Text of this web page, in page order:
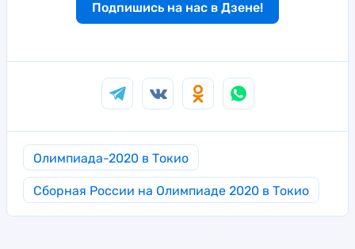
Подпишись на нас в Дзене!
Олимпиада-2020 в Токио
Сборная России на Олимпиаде 2020 в Токио